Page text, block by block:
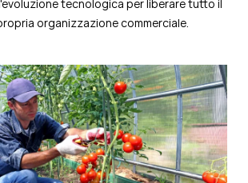
tecnologica per liberare tutto il
organizzazione commerciale.